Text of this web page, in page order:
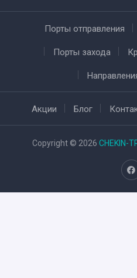
Порты отправления
Порты захода
Акции Блог
Copyright © 2026 CHEKIN-